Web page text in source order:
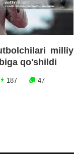
milliy
qo'shildi
187 47